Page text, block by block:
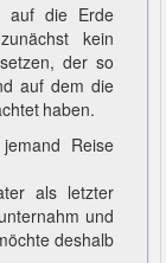
auf die Erde
kein
der so
auf dem die
haben.
Reise
als letzter
und
deshalb